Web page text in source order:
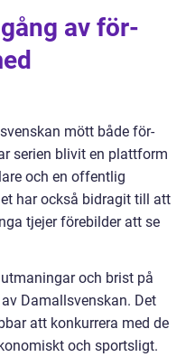
av för-
mött både för-
serien blivit en plattform
och en offentlig
har också bidragit till att
tjejer förebilder att se
och brist på
Damallsvenskan. Det
att konkurrera med de
och sportsligt.